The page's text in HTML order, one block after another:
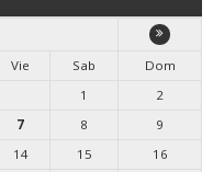
Vie Sab
Dom
1
2
7 8
9
14 15
16